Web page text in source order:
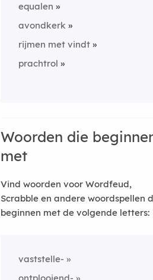
equalen
avondkerk
rijmen met vindt
prachtrol
Woorden die
met
Vind woorden voor Wordfeud,
Scrabble en andere woordspellen
beginnen met de volgende letters:
vaststelle-